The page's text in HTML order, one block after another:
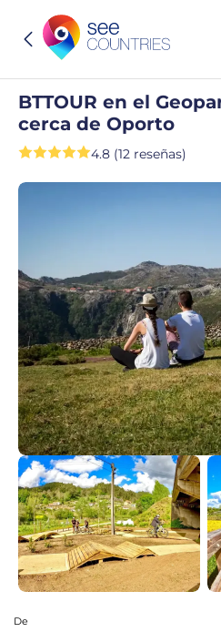
BTTOUR en el
cerca de Oporto
4.8 (12 reseñas)
De